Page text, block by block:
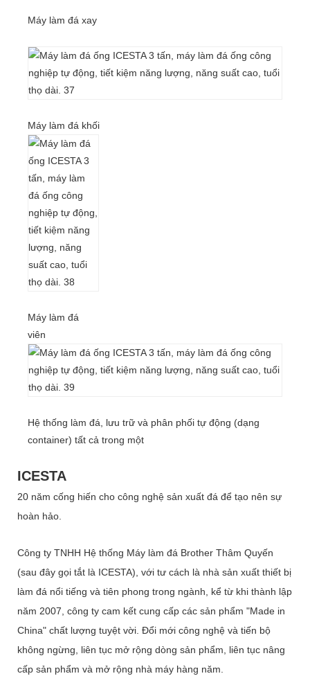
Máy làm đá xay
Máy làm đá khối
Máy làm đá
viên
Hệ thống làm đá, lưu trữ và phân phối tự động (dạng
container) tất cả trong một
ICESTA
20 năm cống hiến cho công nghệ sản xuất đá để tạo nên sự
hoàn hảo.
Công ty TNHH Hệ thống Máy làm đá Brother Thâm Quyến
(sau đây gọi tắt là ICESTA), với tư cách là nhà sản xuất thiết bị
làm đá nổi tiếng và tiên phong trong ngành, kể từ khi thành lập
năm 2007, công ty cam kết cung cấp các sản phẩm "Made in
China" chất lượng tuyệt vời. Đổi mới công nghệ và tiến bộ
không ngừng, liên tục mở rộng dòng sản phẩm, liên tục nâng
cấp sản phẩm và mở rộng nhà máy hàng năm.